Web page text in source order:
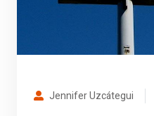
Jennifer Uzcátegui